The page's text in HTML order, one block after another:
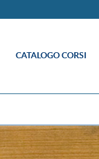
CATALOGO CORSI